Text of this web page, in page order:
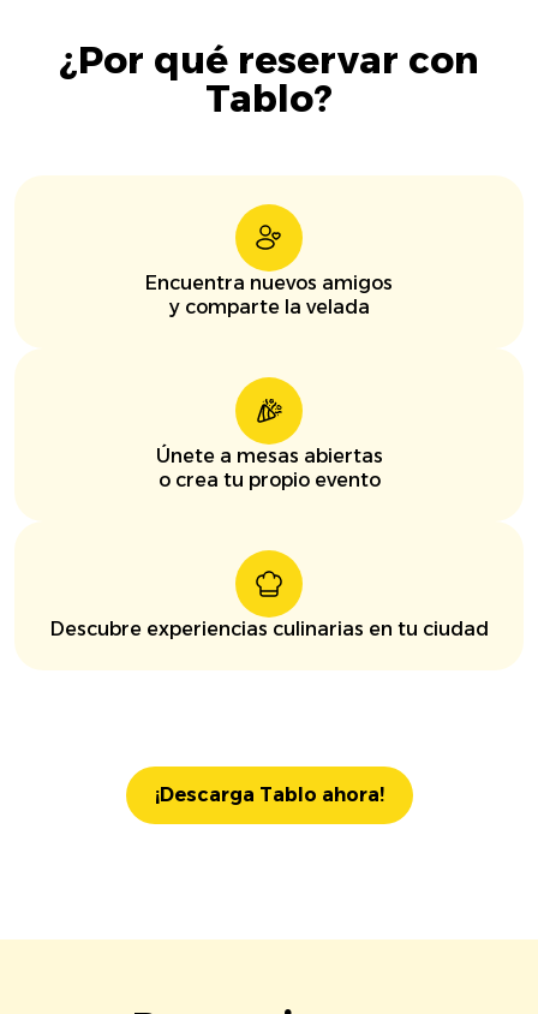
¿Por qué reservar con
Tablo?
Encuentra nuevos amigos
y comparte la velada
Únete a mesas abiertas
o crea tu propio evento
Descubre experiencias culinarias en tu ciudad
¡Descarga Tablo ahora!